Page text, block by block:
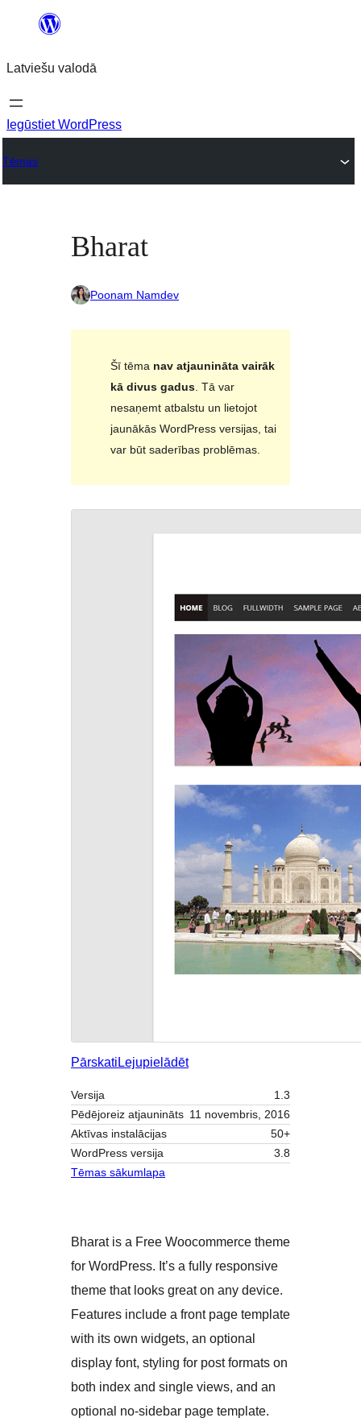
Pāriet
saturu
Latviešu valodā
Iegūstiet WordPress
Tēmas
Bharat
Poonam Namdev
Šī tēma nav atjaunināta vairāk
kā divus gadus. Tā var
nesaņemt atbalstu un lietojot
jaunākās WordPress versijas, tai
var būt saderības problēmas.
Pārskati Lejupielādēt
Versija
1.3
Pēdējoreiz atjaunināts 11 novembris, 2016
Aktīvas instalācijas
50+
WordPress versija
3.8
Tēmas sākumlapa
Bharat is a Free Woocommerce theme
for WordPress. It’s a fully responsive
theme that looks great on any device.
Features include a front page template
with its own widgets, an optional
display font, styling for post formats on
both index and single views, and an
optional no-sidebar page template.